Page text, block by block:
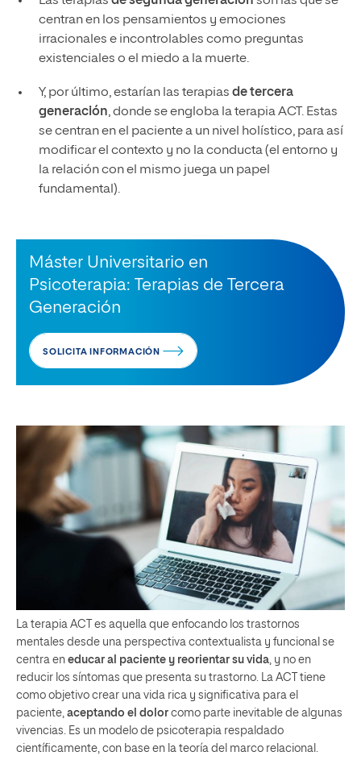
centran en los pensamientos y emociones
irracionales e incontrolables como preguntas
existenciales o el miedo a la muerte.
Y, por último, estarían las terapias detercera
generación, donde se engloba la terapia ACT. Estas
se centran en el paciente a un nivel holístico, para así
modificar el contexto y no la conducta (el entorno y
la relación con el mismo juega un papel
fundamental).
Máster Universitario en
Psicoterapia: Terapias de Tercera
Generación
SOLICITA INFORMACIÓN
La terapia ACT es aquella que enfocando los trastornos
mentales desde una perspectiva contextualista y funcional se
centra en educar al paciente y reorientar su vida, y no en
reducir los síntomas que presenta su trastorno. La ACT tiene
como objetivo crear una vida rica y significativa para el
paciente, aceptando el dolor como parte inevitable de algunas
vivencias. Es un modelo de psicoterapia respaldado
científicamente, con base en la teoría del marco relacional.